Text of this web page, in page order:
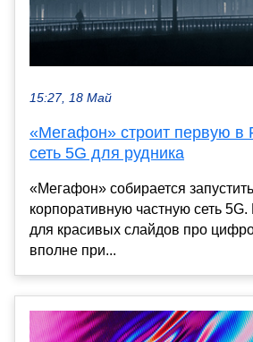
15:27, 18 Май
«Мегафон» строит первую в
сеть 5G для рудника
«Мегафон» собирается
корпоративную частную сеть
для красивых слайдов про
вполне при...